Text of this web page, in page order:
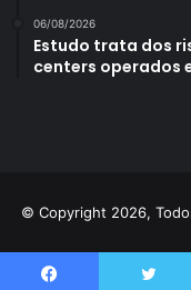
06/08/2026
Estudo trata dos
centers operados
© Copyright 2026,